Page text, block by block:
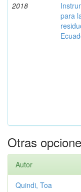
2018
para
Otras
Autor
Quindi, Toa